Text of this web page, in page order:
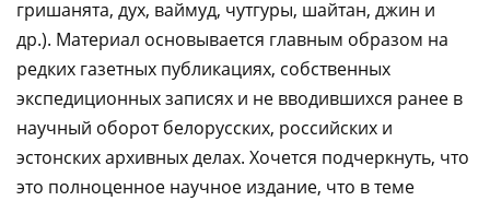
гришанята, дух, ваймуд, чутгуры, шайтан, джин и
др.). Материал основывается главным образом на
редких газетных публикациях, собственных
экспедиционных записях и не вводившихся ранее в
научный оборот белорусских, российских и
эстонских архивных делах. Хочется подчеркнуть, что
это полноценное научное издание, что в теме